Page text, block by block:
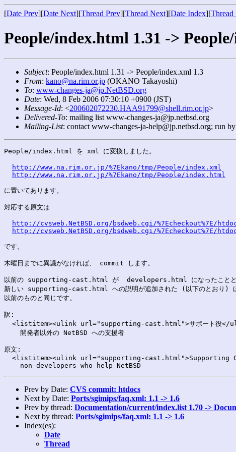
[Date Prev][Date Next][Thread Prev][Thread Next][Date Index][Thread
People/index.html 1.31 ->
Subject: People/index.html 1.31 -> People/index.xml 1.3
From: kano@na.rim.or.jp (OKANO Takayoshi)
To: www-changes-ja@jp.NetBSD.org
Date: Wed, 8 Feb 2006 07:30:10 +0900 (JST)
Message-Id: <200602072230.HAA91799@shell.rim.or.jp>
Delivered-To: mailing list www-changes-ja@jp.netbsd.org
Mailing-List: contact www-changes-ja-help@jp.netbsd.org; run
People/index.html を xml に変換しました。
http://www.na.rim.or.jp/%7Ekano/tmp/People/index.xml
http://www.na.rim.or.jp/%7Ekano/tmp/People/index.html
に置いてあります。
対応する原文は
http://cvsweb.NetBSD.org/bsdweb.cgi/%7Echeckout%7E/
http://cvsweb.NetBSD.org/bsdweb.cgi/%7Echeckout%7E/
です。
木曜日までに異議がなければ、 commit します。
以前の supporting-cast.html が  developers.html になったことと
新しい supporting-cast.html への説明が追加された (以下のとおり) ほ
以前のものと同じです。
訳:
<listitem><ulink url="supporting-cast.html">サポート役</
    開発者以外の NetBSD への支援者
原文:
<listitem><ulink url="supporting-cast.html">Supporting
Prev by Date: CVS commit: htdocs
Next by Date: Ports/sgimips/faq.xml: 1.1 -> 1.6
Prev by thread: Documentation/current/index.list 1.70 ->
Next by thread: Ports/sgimips/faq.xml: 1.1 -> 1.6
Index(es):
Date
Thread